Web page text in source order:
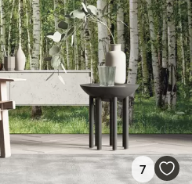
7